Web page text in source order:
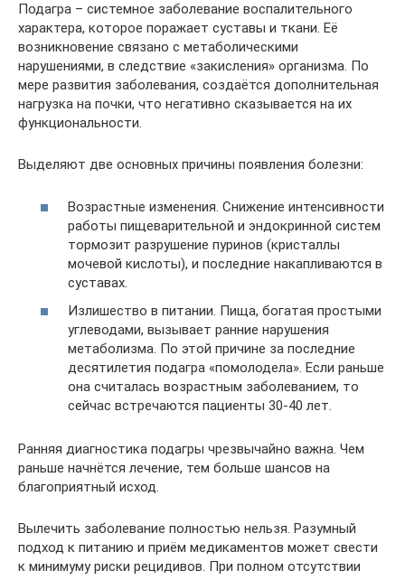
Подагра – системное заболевание воспалительного
характера, которое поражает суставы и ткани. Её
возникновение связано с метаболическими
нарушениями, в следствие «закисления» организма. По
мере развития заболевания, создаётся дополнительная
нагрузка на почки, что негативно сказывается на их
функциональности.
Выделяют две основных причины появления болезни:
Возрастные изменения. Снижение интенсивности
работы пищеварительной и эндокринной систем
тормозит разрушение пуринов (кристаллы
мочевой кислоты), и последние накапливаются в
суставах.
Излишество в питании. Пища, богатая простыми
углеводами, вызывает ранние нарушения
метаболизма. По этой причине за последние
десятилетия подагра «помолодела». Если раньше
она считалась возрастным заболеванием, то
сейчас встречаются пациенты 30-40 лет.
Ранняя диагностика подагры чрезвычайно важна. Чем
раньше начнётся лечение, тем больше шансов на
благоприятный исход.
Вылечить заболевание полностью нельзя. Разумный
подход к питанию и приём медикаментов может свести
к минимуму риски рецидивов. При полном отсутствии